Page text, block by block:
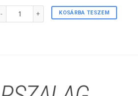
KOSÁRBA TESZEM
1"-s tőszelvényes karszalag FEKETE színben